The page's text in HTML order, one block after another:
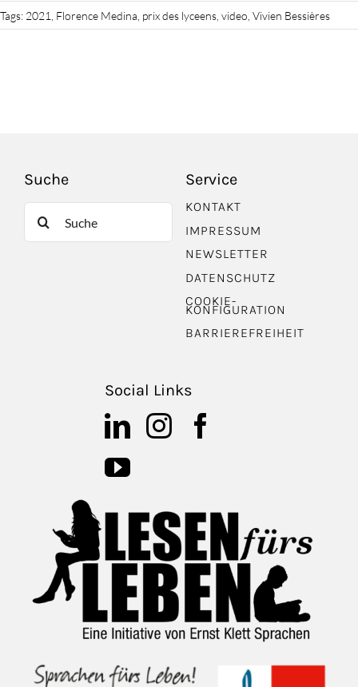
Tags: 2021 Florence Medina prix des lyceens, video Vivien Bessières
Suche
Suche
nach:
Service
KONTAKT
IMPRESSUM
NEWSLETTER
DATENSCHUTZ
COOKIE-
KONFIGURATION
BARRIEREFREIHEIT
Social Links